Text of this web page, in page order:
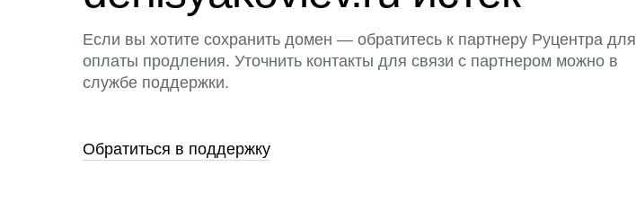
Если вы хотите сохранить домен — обратитесь к партнеру Руцентра для
оплаты продления. Уточнить контакты для связи с партнером можно в
службе поддержки.
Обратиться в поддержку